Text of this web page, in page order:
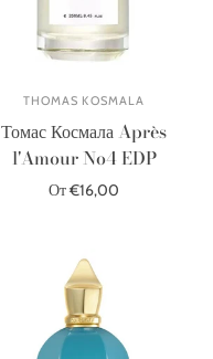
THOMAS KOSMALA
Томас Космала Après
l'Amour No4 EDP
От €16,00